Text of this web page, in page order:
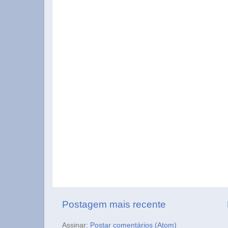
Postagem mais recente
Assinar: Postar comentários (Atom)